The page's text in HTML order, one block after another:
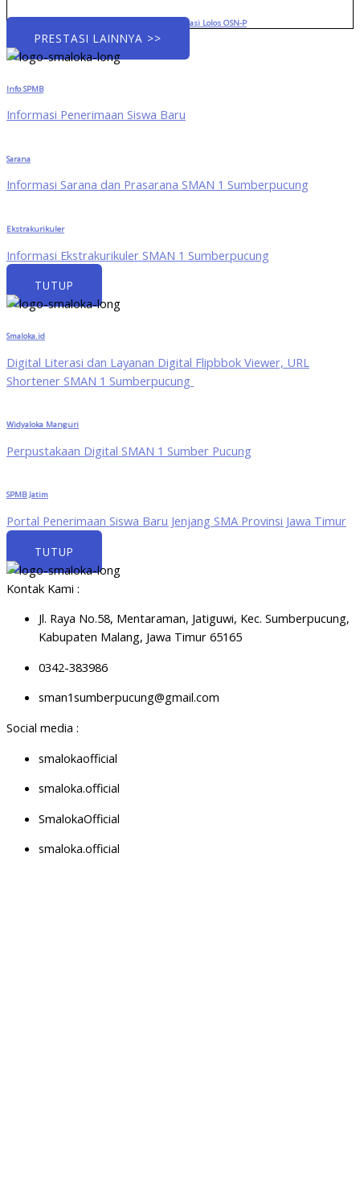
Menuju Panggung Provinsi: Tiga Siswa Berprestasi Lolos OSN-P
PRESTASI LAINNYA >>
Info SPMB
Informasi Penerimaan Siswa Baru
Sarana
Informasi Sarana dan Prasarana SMAN 1 Sumberpucung
Ekstrakurikuler
Informasi Ekstrakurikuler SMAN 1 Sumberpucung
TUTUP
Smaloka.id
Digital Literasi dan Layanan Digital Flipbbok Viewer, URL
Shortener SMAN 1 Sumberpucung
Widyaloka Manguri
Perpustakaan Digital SMAN 1 Sumber Pucung
SPMB Jatim
Portal Penerimaan Siswa Baru Jenjang SMA Provinsi Jawa Timur
TUTUP
Kontak Kami :
Jl. Raya No.58, Mentaraman, Jatiguwi, Kec. Sumberpucung,
Kabupaten Malang, Jawa Timur 65165
0342-383986
sman1sumberpucung@gmail.com
Social media :
smalokaofficial
smaloka.official
SmalokaOfficial
smaloka.official